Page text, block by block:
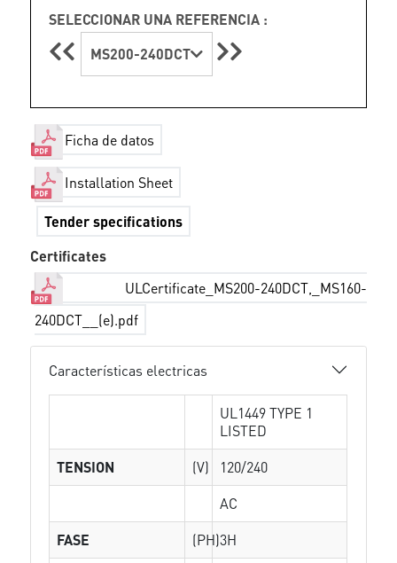
SELECCIONAR UNA REFERENCIA :
MS200-240DCT
Ficha de datos
Installation Sheet
Tender specifications
Certificates
ULCertificate_MS200-240DCT,_MS160-
240DCT__(e).pdf
Características electricas
UL1449 TYPE 1
LISTED
TENSION
(V)
120/240
AC
FASE
(PH)3H